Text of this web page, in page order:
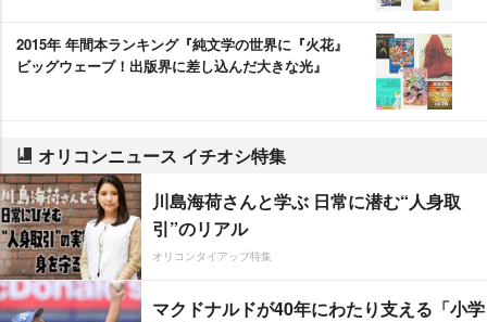
2015年 年間本ランキング『純文学の世界に『火花』
ビッグウェーブ！出版界に差し込んだ大きな光』
オリコンニュース イチオシ特集
川島海荷さんと学ぶ 日常に潜む“人身取
引”のリアル
オリコンタイアップ特集
マクドナルドが40年にわたり支える「小学